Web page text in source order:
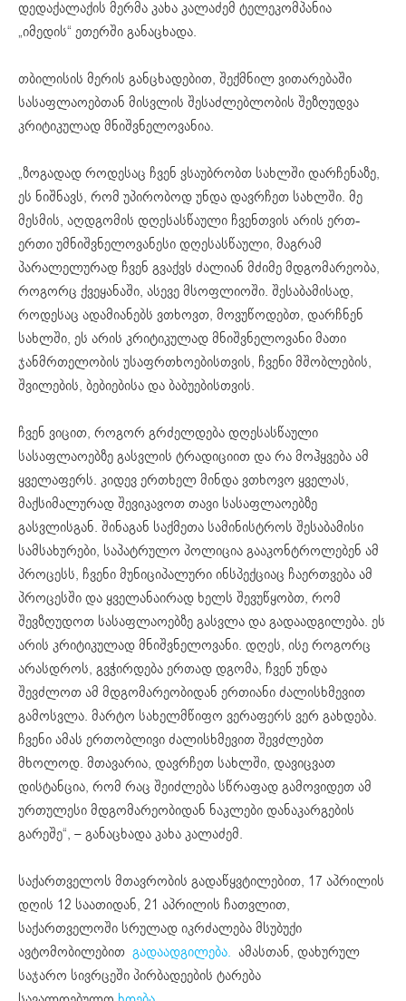
დედაქალაქის მერმა კახა კალაძემ ტელეკომპანია
„იმედის“ ეთერში განაცხადა.
თბილისის მერის განცხადებით, შექმნილ ვითარებაში
სასაფლაოებთან მისვლის შესაძლებლობის შეზღუდვა
კრიტიკულად მნიშვნელოვანია.
„ზოგადად როდესაც ჩვენ ვსაუბრობთ სახლში დარჩენაზე,
ეს ნიშნავს, რომ უპირობოდ უნდა დავრჩეთ სახლში. მე
მესმის, აღდგომის დღესასწაული ჩვენთვის არის ერთ-
ერთი უმნიშვნელოვანესი დღესასწაული, მაგრამ
პარალელურად ჩვენ გვაქვს ძალიან მძიმე მდგომარეობა,
როგორც ქვეყანაში, ასევე მსოფლიოში. შესაბამისად,
როდესაც ადამიანებს ვთხოვთ, მოვუწოდებთ, დარჩნენ
სახლში, ეს არის კრიტიკულად მნიშვნელოვანი მათი
ჯანმრთელობის უსაფრთხოებისთვის, ჩვენი მშობლების,
შვილების, ბებიებისა და ბაბუებისთვის.
ჩვენ ვიცით, როგორ გრძელდება დღესასწაული
სასაფლაოებზე გასვლის ტრადიციით და რა მოჰყვება ამ
ყველაფერს. კიდევ ერთხელ მინდა ვთხოვო ყველას,
მაქსიმალურად შევიკავოთ თავი სასაფლაოებზე
გასვლისგან. შინაგან საქმეთა სამინისტროს შესაბამისი
სამსახურები, საპატრულო პოლიცია გააკონტროლებენ ამ
პროცესს, ჩვენი მუნიციპალური ინსპექციაც ჩაერთვება ამ
პროცესში და ყველანაირად ხელს შევუწყობთ, რომ
შევზღუდოთ სასაფლაოებზე გასვლა და გადაადგილება. ეს
არის კრიტიკულად მნიშვნელოვანი. დღეს, ისე როგორც
არასდროს, გვჭირდება ერთად დგომა, ჩვენ უნდა
შევძლოთ ამ მდგომარეობიდან ერთიანი ძალისხმევით
გამოსვლა. მარტო სახელმწიფო ვერაფერს ვერ გახდება.
ჩვენი ამას ერთობლივი ძალისხმევით შევძლებთ
მხოლოდ. მთავარია, დავრჩეთ სახლში, დავიცვათ
დისტანცია, რომ რაც შეიძლება სწრაფად გამოვიდეთ ამ
ურთულესი მდგომარეობიდან ნაკლები დანაკარგების
გარეშე“, – განაცხადა კახა კალაძემ.
საქართველოს მთავრობის გადაწყვტილებით, 17 აპრილის
დღის 12 საათიდან, 21 აპრილის ჩათვლით,
საქართველოში სრულად იკრძალება მსუბუქი
ავტომობილებით გადაადგილება. ამასთან, დახურულ
საჯარო სივრცეში პირბადეების ტარება